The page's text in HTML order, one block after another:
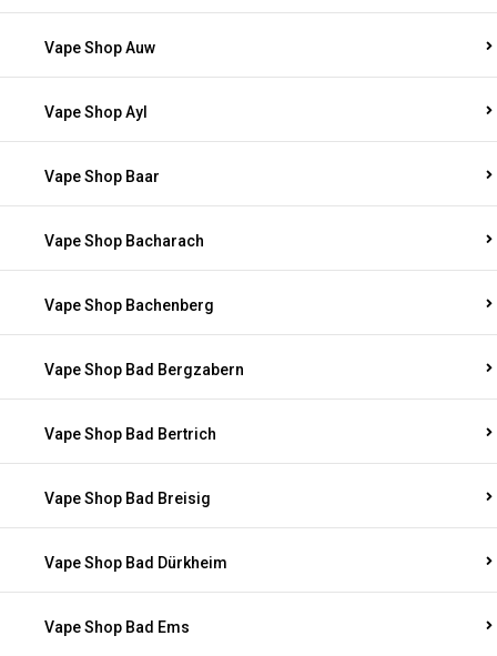
Vape Shop Auw
Vape Shop Ayl
Vape Shop Baar
Vape Shop Bacharach
Vape Shop Bachenberg
Vape Shop Bad Bergzabern
Vape Shop Bad Bertrich
Vape Shop Bad Breisig
Vape Shop Bad Dürkheim
Vape Shop Bad Ems